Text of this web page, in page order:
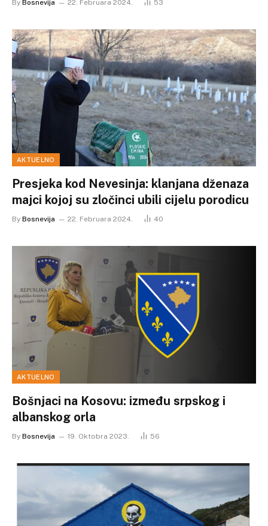
By Bosnevija 22. Februara 2024. 53
AKTUELNO
Presjeka kod Nevesinja: klanjana dženaza
majci kojoj su zločinci ubili cijelu porodicu
By Bosnevija 22. Februara 2024. 40
AKTUELNO
Bošnjaci na Kosovu: između srpskog i
albanskog orla
By Bosnevija 19. Oktobra 2023. 56